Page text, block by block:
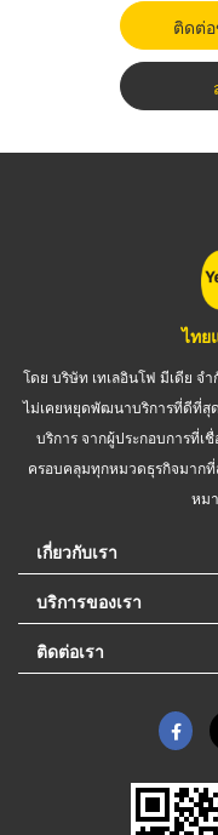
ติดต่
ไทย
โดย บริษัท เทเลอินโฟ มีเดีย จ
ไม่เคยหยุดพัฒนาบริการที่ดีที่สุ
บริการ จากผู้ประกอบการที่เ
ครอบคลุมทุกหมวดธุรกิจมากที่
หม
เกี่ยวกับเรา
บริการของเรา
ติดต่อเรา